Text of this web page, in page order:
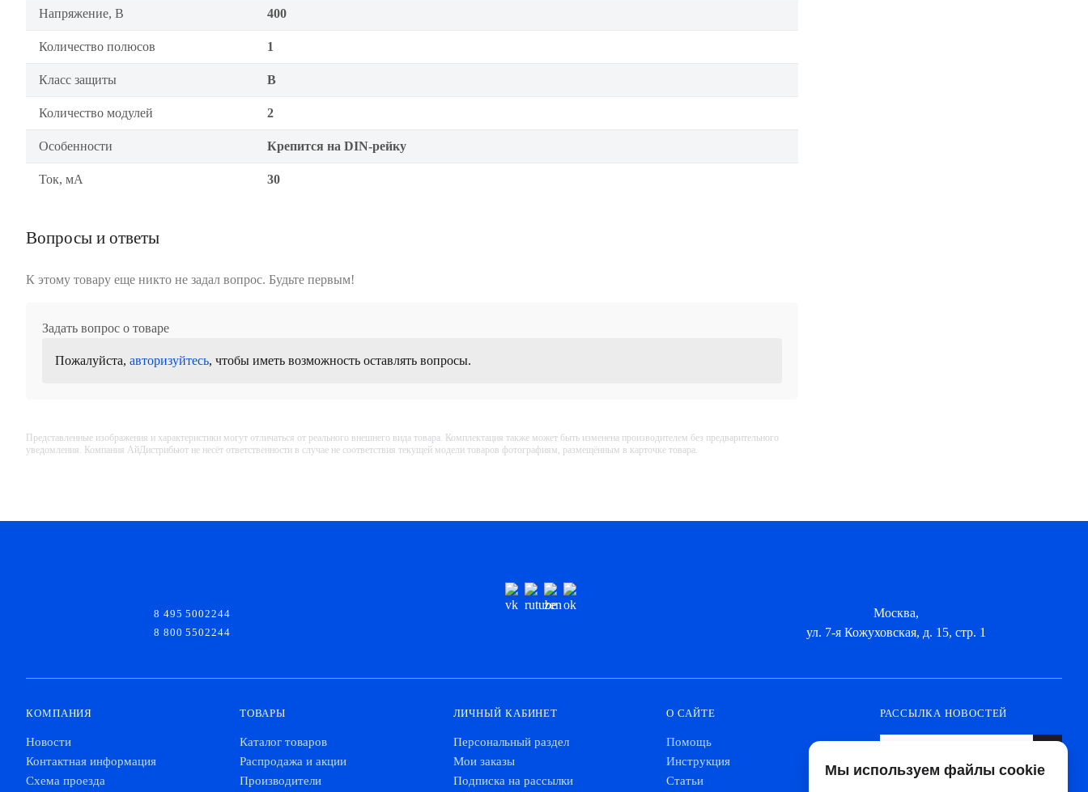
Напряжение, В 400
Количество полюсов 1
Класс защиты B
Количество модулей 2
Особенности Крепится на DIN-рейку
Ток, мА 30
Вопросы и ответы
К этому товару еще никто не задал вопрос. Будьте первым!
Задать вопрос о товаре
Пожалуйста, авторизуйтесь, чтобы иметь возможность оставлять вопросы.
Представленные изображения и характеристики могут отличаться от реального внешнего вида товара. Комплектация также может быть изменена производителем без предварительного
уведомления. Компания АйДистрибьют не несёт ответственности в случае не соответствия текущей модели товаров фотографиям, размещённым в карточке товара.
8 495 5002244
8 800 5502244
Москва,
ул. 7-я Кожуховская, д. 15, стр. 1
КОМПАНИЯ
Новости
Контактная информация
Схема проезда
ТОВАРЫ
Каталог товаров
Распродажа и акции
Производители
ЛИЧНЫЙ КАБИНЕТ
Персональный раздел
Мои заказы
Подписка на рассылки
О САЙТЕ
Помощь
Инструкция
Статьи
РАССЫЛКА НОВОСТЕЙ
Мы используем файлы cookie